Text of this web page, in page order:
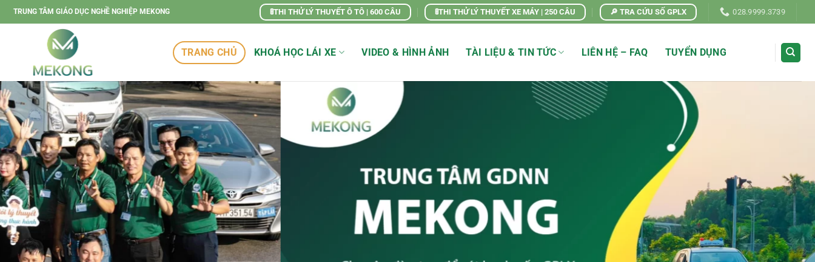
Chuyển
đến
TRUNG TÂM GIÁO DỤC NGHỀ NGHIỆP MEKONG 🚦THI THỬ LÝ THUYẾT Ô TÔ | 600 CÂU 🚦THI THỬ LÝ THUYẾT XE MÁY | 250 CÂU 🔎 TRA CỨU SỐ GPLX 028.9999.3739
TRANG CHỦ KHOÁ HỌC LÁI XE VIDEO & HÌNH ẢNH TÀI LIỆU & TIN TỨC LIÊN HỆ – FAQ TUYỂN DỤNG